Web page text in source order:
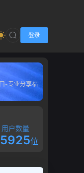
登录
-专业分享福
用户数量
位